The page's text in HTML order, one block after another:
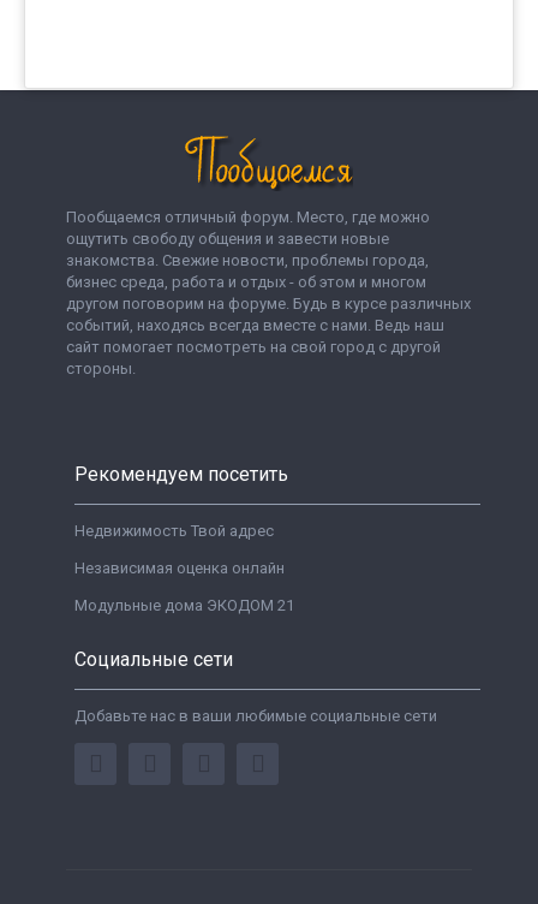
Пообщаемся отличный форум. Место, где можно
ощутить свободу общения и завести новые
знакомства. Свежие новости, проблемы города,
бизнес среда, работа и отдых - об этом и многом
другом поговорим на форуме. Будь в курсе различных
событий, находясь всегда вместе с нами. Ведь наш
сайт помогает посмотреть на свой город с другой
стороны.
Рекомендуем посетить
Недвижимость Твой адрес
Независимая оценка онлайн
Модульные дома ЭКОДОМ 21
Социальные сети
Добавьте нас в ваши любимые социальные сети